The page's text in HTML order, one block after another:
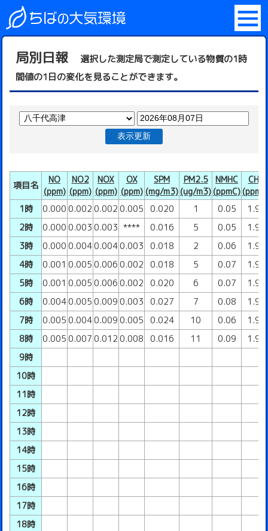
局別日報
選択した測定局で測定している物質の1時
間値の1日の変化を見ることができます。
表示更新
項目名
NO
(ppm)
NO2
(ppm)
NOX
(ppm)
OX
(ppm)
SPM
(mg/m3)
PM2.5
(ug/m3)
NMHC
(ppmC)
CH4
1時
0.000 0.002 0.002 0.005 0.020 1 0.05
1.91
2時
0.000 0.003 0.003 **** 0.016 5 0.05
1.92
3時
0.000 0.0040.0040.003 0.018 2 0.06
1.93
4時
0.001 0.005 0.006 0.002 0.018 5 0.07
1.93
5時
0.001 0.005 0.006 0.002 0.020 6 0.07
1.95
6時
0.0040.005 0.009 0.003 0.027 7 0.08
1.97
7時
0.005 0.0040.009 0.005 0.024 10 0.06
1.94
8時
0.005 0.007 0.012 0.008 0.016 11 0.09
1.92
9時
10時
11時
12時
13時
14時
15時
16時
17時
18時